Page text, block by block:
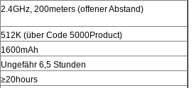
2.4GHz, 200meters (offener Abstand)
512K (über Code 5000Product)
1600mAh
Ungefähr 6,5 Stunden
≥20hours